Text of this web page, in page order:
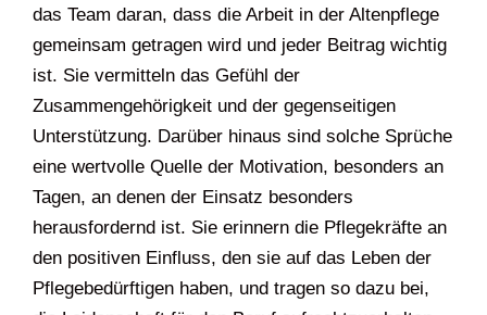
das Team daran, dass die Arbeit in der Altenpflege
gemeinsam getragen wird und jeder Beitrag wichtig
ist. Sie vermitteln das Gefühl der
Zusammengehörigkeit und der gegenseitigen
Unterstützung. Darüber hinaus sind solche Sprüche
eine wertvolle Quelle der Motivation, besonders an
Tagen, an denen der Einsatz besonders
herausfordernd ist. Sie erinnern die Pflegekräfte an
den positiven Einfluss, den sie auf das Leben der
Pflegebedürftigen haben, und tragen so dazu bei,